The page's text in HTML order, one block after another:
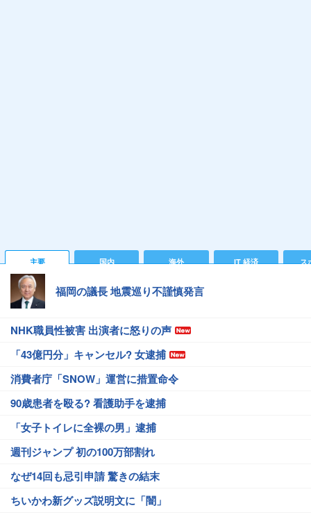
主要 国内 海外 IT 経済 ス
福岡の議長 地震巡り不謹慎発言
NHK職員性被害 出演者に怒りの声
「43億円分」キャンセル? 女逮捕
消費者庁「SNOW」運営に措置命令
90歳患者を殴る? 看護助手を逮捕
「女子トイレに全裸の男」逮捕
週刊ジャンプ 初の100万部割れ
なぜ14回も忌引申請 驚きの結末
ちいかわ新グッズ説明文に「闇」